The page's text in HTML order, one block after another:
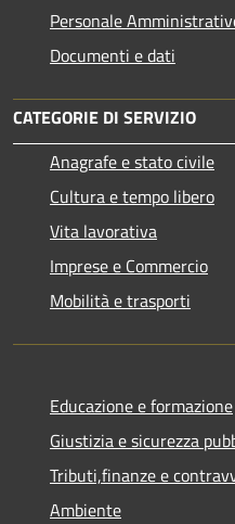
Personale
Documenti e dati
CATEGORIE DI SERVIZIO
Anagrafe e stato civile
Cultura e tempo libero
Vita lavorativa
Imprese e Commercio
Mobilità e trasporti
Educazione e formazione
Giustizia e sicurezza
Tributi,finanze e
Ambiente